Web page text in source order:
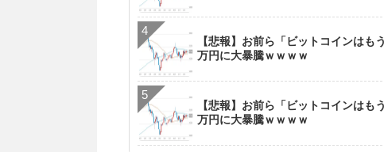
【悲報】お前ら「ビットコインは
万円に大暴騰ｗｗｗｗ
【悲報】お前ら「ビットコインは
万円に大暴騰ｗｗｗｗ